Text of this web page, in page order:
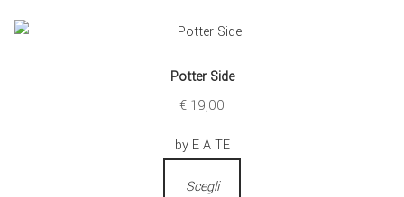
Potter Side
€ 19,00
by E A TE
Scegli